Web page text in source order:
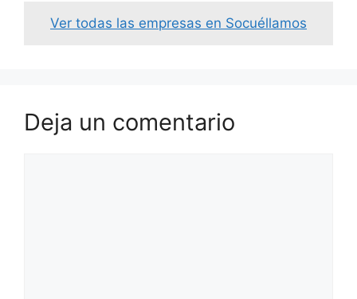
Ver todas las empresas en Socuéllamos
Deja un comentario